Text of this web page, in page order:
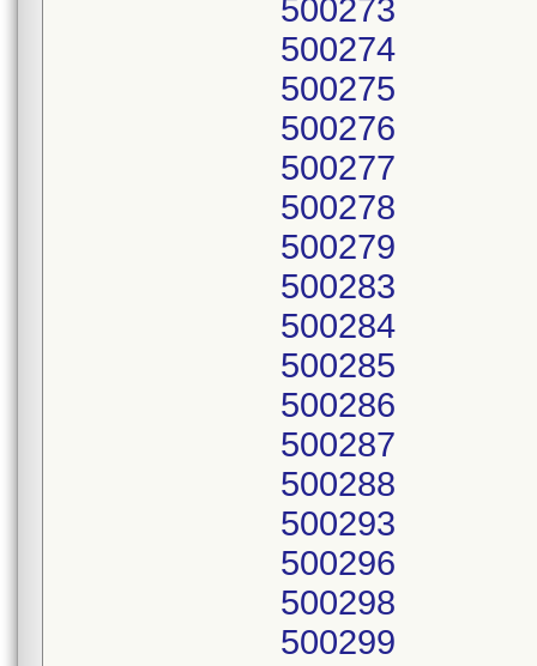
500273
500274
500275
500276
500277
500278
500279
500283
500284
500285
500286
500287
500288
500293
500296
500298
500299